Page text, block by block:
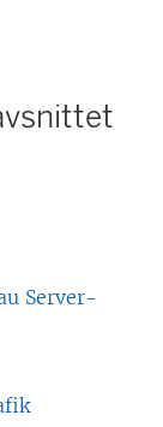
Server-